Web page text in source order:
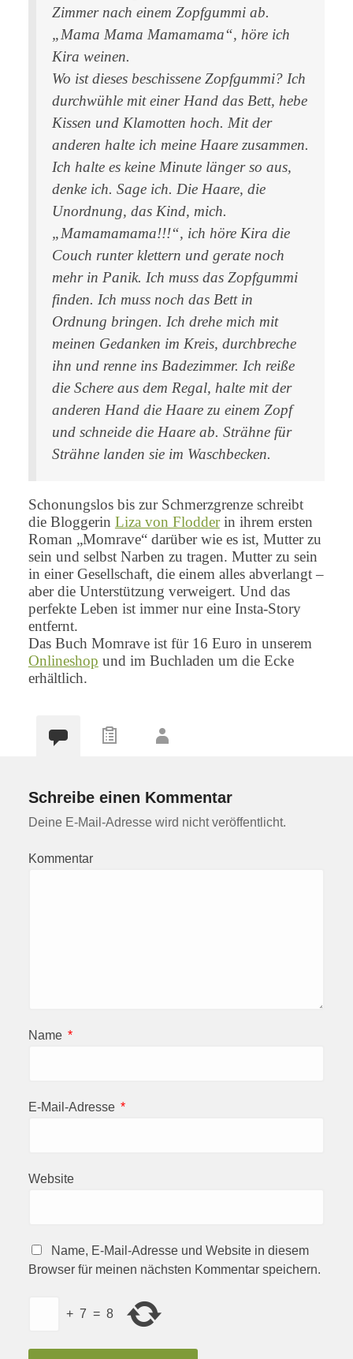
Zimmer nach einem Zopfgummi ab.
„Mama Mama Mamamama“, höre ich
Kira weinen.
Wo ist dieses beschissene Zopfgummi? Ich
durchwühle mit einer Hand das Bett, hebe
Kissen und Klamotten hoch. Mit der
anderen halte ich meine Haare zusammen.
Ich halte es keine Minute länger so aus,
denke ich. Sage ich. Die Haare, die
Unordnung, das Kind, mich.
„Mamamamama!!!“, ich höre Kira die
Couch runter klettern und gerate noch
mehr in Panik. Ich muss das Zopfgummi
finden. Ich muss noch das Bett in
Ordnung bringen. Ich drehe mich mit
meinen Gedanken im Kreis, durchbreche
ihn und renne ins Badezimmer. Ich reiße
die Schere aus dem Regal, halte mit der
anderen Hand die Haare zu einem Zopf
und schneide die Haare ab. Strähne für
Strähne landen sie im Waschbecken.
Schonungslos bis zur Schmerzgrenze schreibt
die Bloggerin Liza von Flodderin ihrem ersten
Roman „Momrave“ darüber wie es ist, Mutter zu
sein und selbst Narben zu tragen. Mutter zu sein
in einer Gesellschaft, die einem alles abverlangt –
aber die Unterstützung verweigert. Und das
perfekte Leben ist immer nur eine Insta-Story
entfernt.
Das Buch Momrave ist für 16 Euro in unserem
Onlineshop und im Buchladen um die Ecke
erhältlich.
Schreibe einen Kommentar
Deine E-Mail-Adresse wird nicht veröffentlicht.
Kommentar
Name *
E-Mail-Adresse *
Website
Name, E-Mail-Adresse und Website in diesem
Browser für meinen nächsten Kommentar speichern.
+ 7 = 8